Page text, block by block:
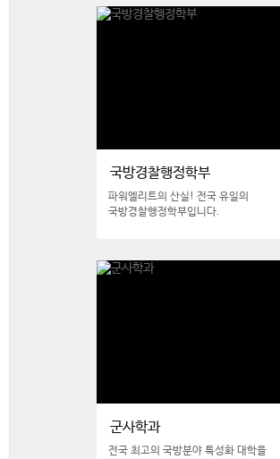
국방경찰행정학부
파워엘리트의 산실! 전국 유일의
국방경찰행정학부입니다.
군사학과
전국 최고의 국방분야 특성화 대학을